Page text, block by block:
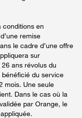
conditions en
remise
le cadre d’une offre
sur
26 ans révolus du
bénéficié du service
mois. Une seule
Dans le cas où la
par Orange, le